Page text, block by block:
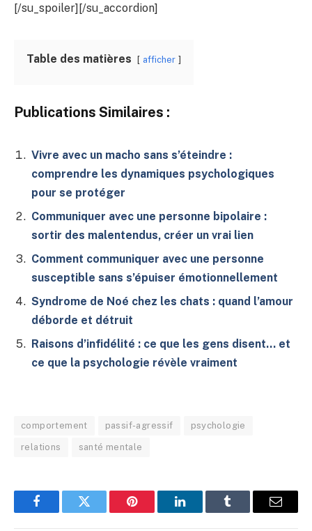
[/su_spoiler][/su_accordion]
Table des matières afficher
Publications Similaires :
Vivre avec un macho sans s’éteindre :
comprendre les dynamiques psychologiques
pour se protéger
Communiquer avec une personne bipolaire :
sortir des malentendus, créer un vrai lien
Comment communiquer avec une personne
susceptible sans s’épuiser émotionnellement
Syndrome de Noé chez les chats : quand l’amour
déborde et détruit
Raisons d’infidélité : ce que les gens disent… et
ce que la psychologie révèle vraiment
comportement passif-agressif psychologie
relations santé mentale
FacebookTwitter Pinterest LinkedInTumblr
E-